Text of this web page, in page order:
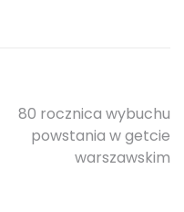
80 rocznica wybuchu
powstania w getcie
warszawskim